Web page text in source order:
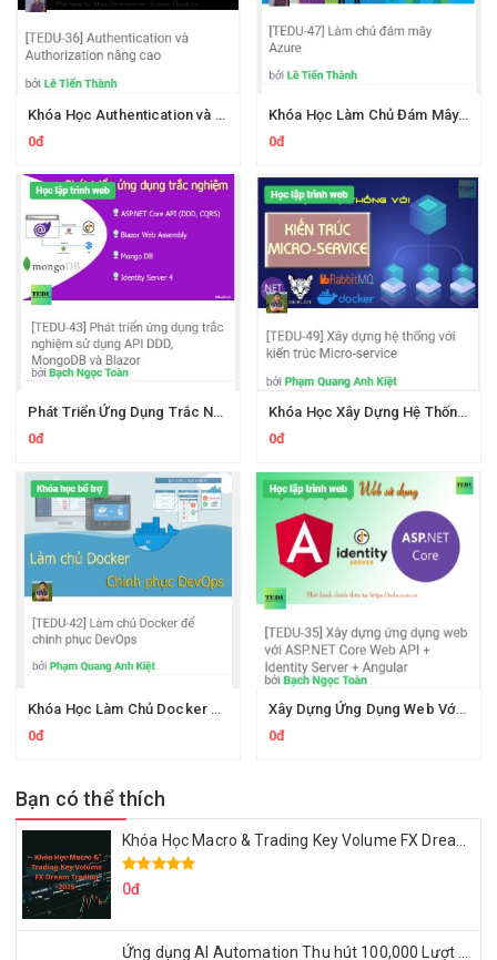
Khóa Học Authentication và Authorization Nâng Cao Cùng Tedu
0đ
Khóa Học Làm Chủ Đám Mây Azure Cùng Tedu
0đ
Phát Triển Ứng Dụng Trắc Nghiệm Sử Dụng API DDD, MongoDB và Blazor
0đ
Khóa Học Xây Dựng Hệ Thống Với Kiến Trúc Micro-service Cùng Tedu
0đ
Khóa Học Làm Chủ Docker Để Chinh Phục DevOps Cùng Tedu
0đ
Xây Dựng Ứng Dụng Web Với ASP.NET Core Web API + Identity Server + Angular
0đ
Bạn có thể thích
0đ